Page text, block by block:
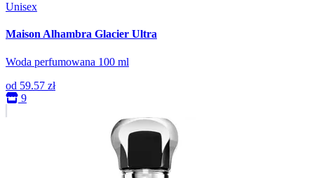
Unisex
Maison Alhambra Glacier Ultra
Woda perfumowana 100 ml
od 59.57 zł
9